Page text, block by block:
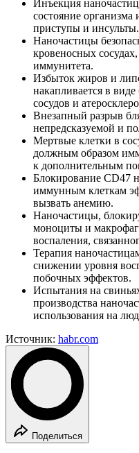
Инъекция
состояние организма
приступы и инсульты.
Наночастицы
кровеносных
иммунитета.
Избыток жиров и
накапливается в
сосудов и
Внезапный разрыв
непредсказуемой и
Мертвые клетки в
должным образом
к дополнительным
Блокирование CD47
иммунным клеткам
вызвать анемию.
Наночастицы,
моноциты и
воспаления,
Терапия
снижении уровня
побочных эффектов.
Испытания на
производства
использования на
Источник: habr.com
Поделиться